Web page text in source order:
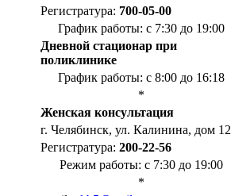
Регистратура: 700-05-00
График работы: с 7:30 до 19:00
Дневной стационар при
поликлинике
График работы: с 8:00 до 16:18
*
Женская консультация
г. Челябинск, ул. Калинина, дом 12
Регистратура: 200-22-56
Режим работы: с 7:30 до 19:00
*